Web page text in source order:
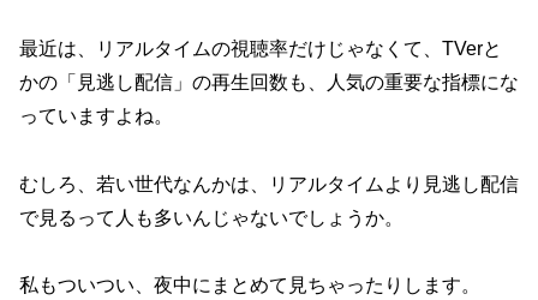
最近は、リアルタイムの視聴率だけじゃなくて、TVerと
かの「見逃し配信」の再生回数も、人気の重要な指標にな
っていますよね。
むしろ、若い世代なんかは、リアルタイムより見逃し配信
で見るって人も多いんじゃないでしょうか。
私もついつい、夜中にまとめて見ちゃったりします。